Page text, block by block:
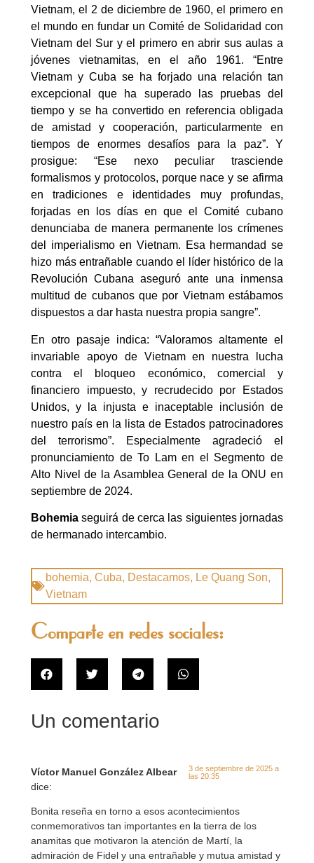
Vietnam, el 2 de diciembre de 1960, el primero en
el mundo en fundar un Comité de Solidaridad con
Vietnam del Sur y el primero en abrir sus aulas a
jóvenes vietnamitas, en el año 1961. “Entre
Vietnam y Cuba se ha forjado una relación tan
excepcional que ha superado las pruebas del
tiempo y se ha convertido en referencia obligada
de amistad y cooperación, particularmente en
tiempos de enormes desafíos para la paz”. Y
prosigue: “Ese nexo peculiar trasciende
formalismos y protocolos, porque nace y se afirma
en tradiciones e identidades muy profundas,
forjadas en los días en que el Comité cubano
denunciaba de manera permanente los crímenes
del imperialismo en Vietnam. Esa hermandad se
hizo más entrañable cuando el líder histórico de la
Revolución Cubana aseguró ante una inmensa
multitud de cubanos que por Vietnam estábamos
dispuestos a dar hasta nuestra propia sangre”.
En otro pasaje indica: “Valoramos altamente el
invariable apoyo de Vietnam en nuestra lucha
contra el bloqueo económico, comercial y
financiero impuesto, y recrudecido por Estados
Unidos, y la injusta e inaceptable inclusión de
nuestro país en la lista de Estados patrocinadores
del terrorismo”. Especialmente agradeció el
pronunciamiento de To Lam en el Segmento de
Alto Nivel de la Asamblea General de la ONU en
septiembre de 2024.
Bohemia seguirá de cerca las siguientes jornadas
de hermanado intercambio.
bohemia, Cuba, Destacamos, Le Quang Son,
Vietnam
Comparte en redes sociales:
Un comentario
Víctor Manuel González Albear
dice:
3 de septiembre de 2025 a
las 20:35
Bonita reseña en torno a esos acontecimientos
conmemorativos tan importantes en la tierra de los
anamitas que motivaron la atención de Martí, la
admiración de Fidel y una entrañable y mutua amistad y